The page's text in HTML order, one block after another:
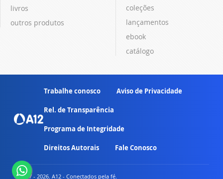
livros
outros produtos
coleções
lançamentos
ebook
catálogo
Trabalhe conosco Aviso de Privacidade
Rel. de Transparência
Programa de Integridade
Direitos Autorais Fale Conosco
© 2007 - 2026. A12 - Conectados pela fé.